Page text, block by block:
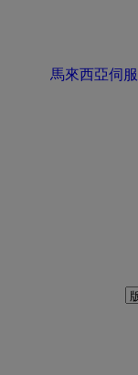
馬來西亞伺